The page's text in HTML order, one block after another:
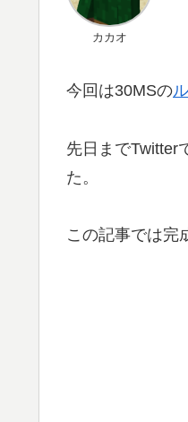
カカオ
今回は30MSの
先日までTwitter
た。
この記事では完